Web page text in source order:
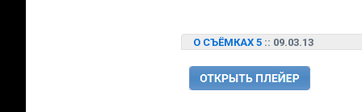
О СЪЁМКАХ 5 :: 09.03.13